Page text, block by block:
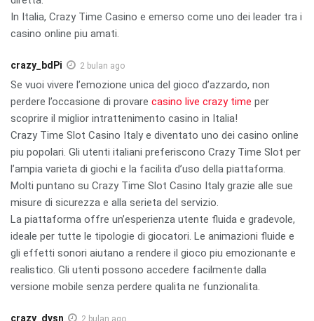
In Italia, Crazy Time Casino e emerso come uno dei leader tra i
casino online piu amati.
crazy_bdPi 2 bulan ago
Se vuoi vivere l’emozione unica del gioco d’azzardo, non
perdere l’occasione di provare casino live crazy time per
scoprire il miglior intrattenimento casino in Italia!
Crazy Time Slot Casino Italy e diventato uno dei casino online
piu popolari. Gli utenti italiani preferiscono Crazy Time Slot per
l’ampia varieta di giochi e la facilita d’uso della piattaforma.
Molti puntano su Crazy Time Slot Casino Italy grazie alle sue
misure di sicurezza e alla serieta del servizio.
La piattaforma offre un’esperienza utente fluida e gradevole,
ideale per tutte le tipologie di giocatori. Le animazioni fluide e
gli effetti sonori aiutano a rendere il gioco piu emozionante e
realistico. Gli utenti possono accedere facilmente dalla
versione mobile senza perdere qualita ne funzionalita.
crazy_dvsn 2 bulan ago